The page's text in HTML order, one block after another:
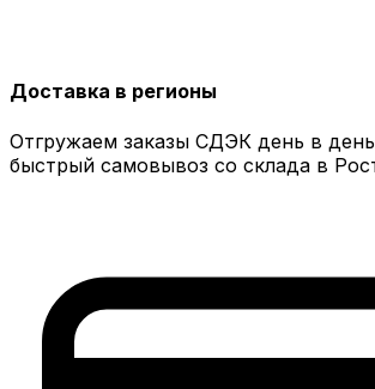
Доставка в регионы
Отгружаем заказы СДЭК день в
быстрый самовывоз со склада в